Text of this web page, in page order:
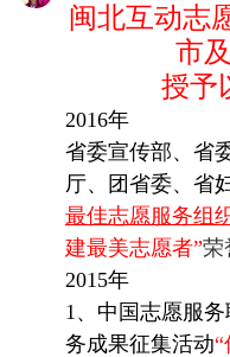
闽北互动志
市
授予
2016年
省委宣传部、省
厅、团省委、省
最佳志愿服务组
建最美志愿者”荣
2015年
1、中国志愿服
务成果征集活动